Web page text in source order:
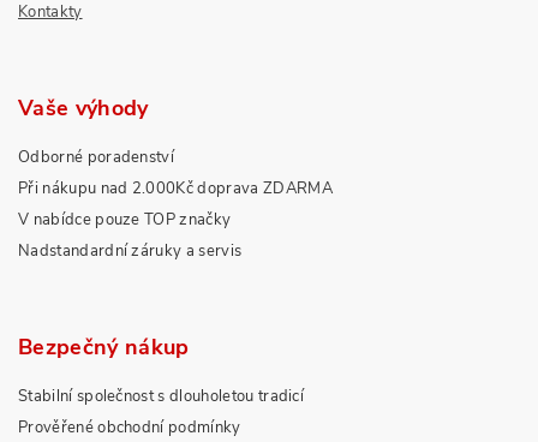
Kontakty
Vaše výhody
Odborné poradenství
Při nákupu nad 2.000Kč doprava ZDARMA
V nabídce pouze TOP značky
Nadstandardní záruky a servis
Bezpečný nákup
Stabilní společnost s dlouholetou tradicí
Prověřené obchodní podmínky